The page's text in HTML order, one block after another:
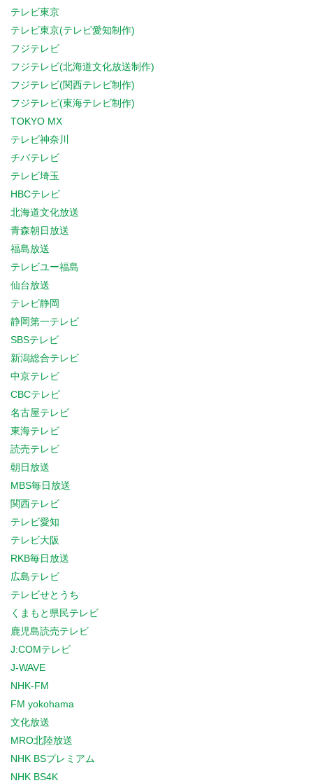
テレビ東京
テレビ東京(テレビ愛知制作)
フジテレビ
フジテレビ(北海道文化放送制作)
フジテレビ(関西テレビ制作)
フジテレビ(東海テレビ制作)
TOKYO MX
テレビ神奈川
チバテレビ
テレビ埼玉
HBCテレビ
北海道文化放送
青森朝日放送
福島放送
テレビユー福島
仙台放送
テレビ静岡
静岡第一テレビ
SBSテレビ
新潟総合テレビ
中京テレビ
CBCテレビ
名古屋テレビ
東海テレビ
読売テレビ
朝日放送
MBS毎日放送
関西テレビ
テレビ愛知
テレビ大阪
RKB毎日放送
広島テレビ
テレビせとうち
くまもと県民テレビ
鹿児島読売テレビ
J:COMテレビ
J-WAVE
NHK-FM
FM yokohama
文化放送
MRO北陸放送
NHK BSプレミアム
NHK BS4K